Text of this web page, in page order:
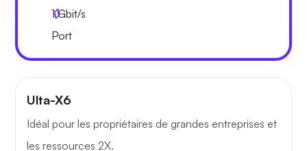
1Gbit/s
Port
Ulta-X6
Idéal pour les propriétaires de grandes entreprises et
les ressources 2X.